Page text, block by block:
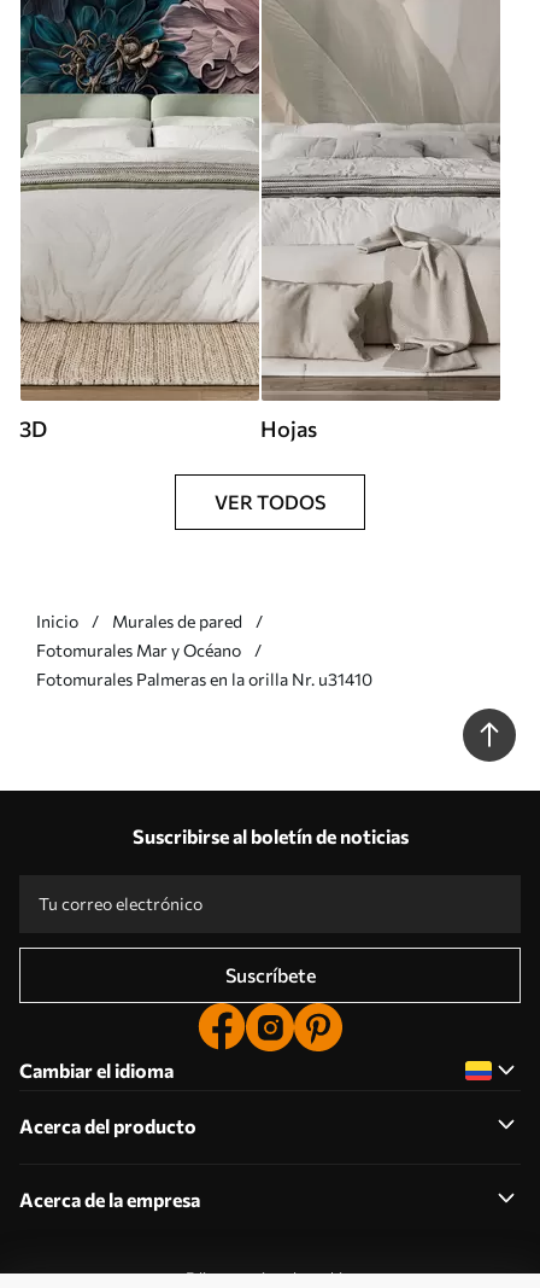
3D Hojas
VER TODOS
Inicio
Murales de pared
Fotomurales Mar y Océano
Fotomurales Palmeras en la orilla Nr. u31410
Suscribirse al boletín de noticias
Suscríbete
Cambiar el idioma
Acerca del producto
Acerca de la empresa
Editar permisos de cookies